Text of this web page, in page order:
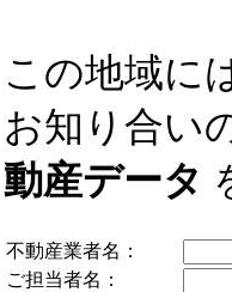
この地域に
お知り合い
動産データ
不動産業者名：
ご担当者名：